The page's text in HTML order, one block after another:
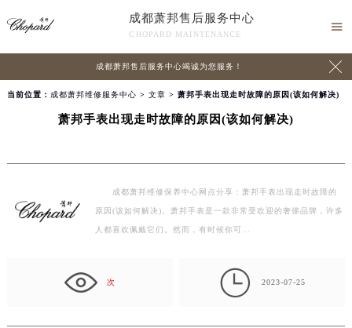
成都萧邦售后服务中心
CHOPARD MAINTENANCE

成都萧邦售后服务中心竭诚为您服务！ 
当前位置： 成都萧邦维修服务中心 > 文章 > 萧邦手表出现走时故障的原因(该如何解决)
萧邦手表出现走时故障的原因(该如何解决)
成都萧邦维修保养中心网点分享：萧邦手表出现走时故障的
原因(该如何解决)。萧邦手表是一款非常受欢迎的奢侈品牌，许多
人都喜欢佩戴它们。然而，有时候你可…
次  2023-07-25